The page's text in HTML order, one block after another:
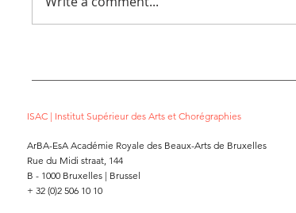
ISAC | Institut Supérieur des Arts et Chorégraphies
ArBA-EsA Académie Royale des Beaux-Arts de Bruxelles
Rue du Midi straat, 144
B - 1000 Bruxelles | Brussel
+ 32 (0)2 506 10 10